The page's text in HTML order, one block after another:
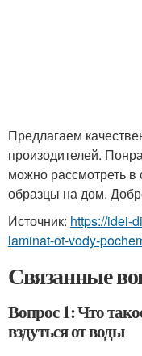
Предлагаем
произодителей.
можно рассмотреть
образцы на дом.
Источник: https://idei-
laminat-ot-vody-
Связанные
Вопрос 1: Что
вздуться от воды